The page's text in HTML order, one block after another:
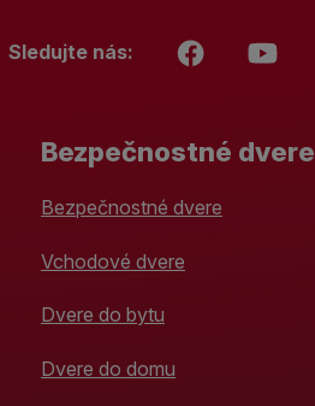
Sledujte nás:
Bezpečnostné dvere
Bezpečnostné dvere
Vchodové dvere
Dvere do bytu
Dvere do domu